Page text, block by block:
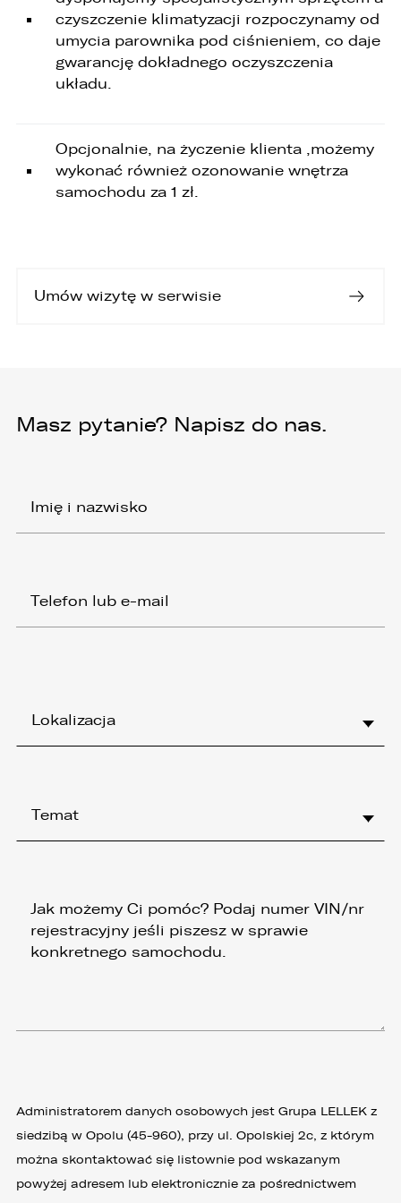
czyszczenie klimatyzacji rozpoczynamy od
umycia parownika pod ciśnieniem, co daje
gwarancję dokładnego oczyszczenia
układu.
Opcjonalnie, na życzenie klienta ,możemy
wykonać również ozonowanie wnętrza
samochodu za 1 zł.
Umów wizytę w serwisie
Masz pytanie? Napisz do nas.
Lokalizacja
Temat
Administratorem danych osobowych jest Grupa LELLEK z
siedzibą w Opolu (45-960), przy ul. Opolskiej 2c, z którym
można skontaktować się listownie pod wskazanym
powyżej adresem lub elektronicznie za pośrednictwem